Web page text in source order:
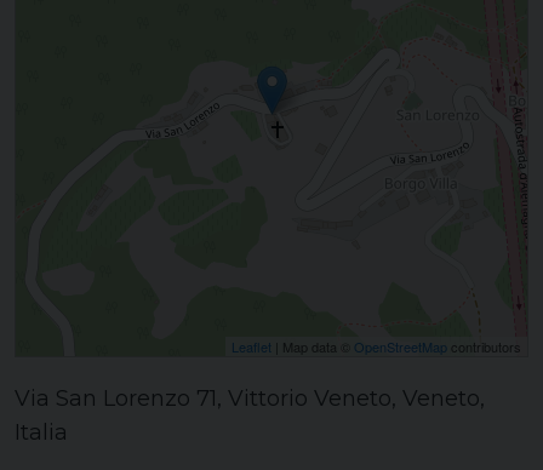
Leaflet | Map data © OpenStreetMap contributors
Via San Lorenzo 71, Vittorio Veneto, Veneto,
Italia